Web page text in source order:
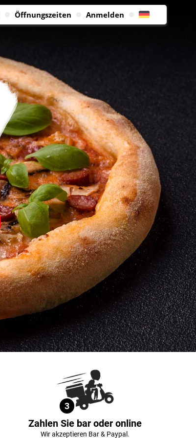
Öffnungszeiten Anmelden
3
Zahlen Sie bar oder online
Wir akzeptieren Bar & Paypal.